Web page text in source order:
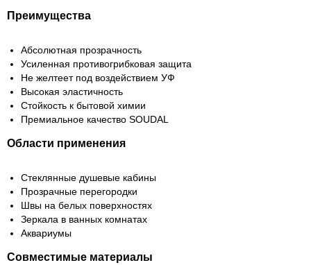
Преимущества
Абсолютная прозрачность
Усиленная противогрибковая защита
Не желтеет под воздействием УФ
Высокая эластичность
Стойкость к бытовой химии
Премиальное качество SOUDAL
Области применения
Стеклянные душевые кабины
Прозрачные перегородки
Швы на белых поверхностях
Зеркала в ванных комнатах
Аквариумы
Совместимые материалы